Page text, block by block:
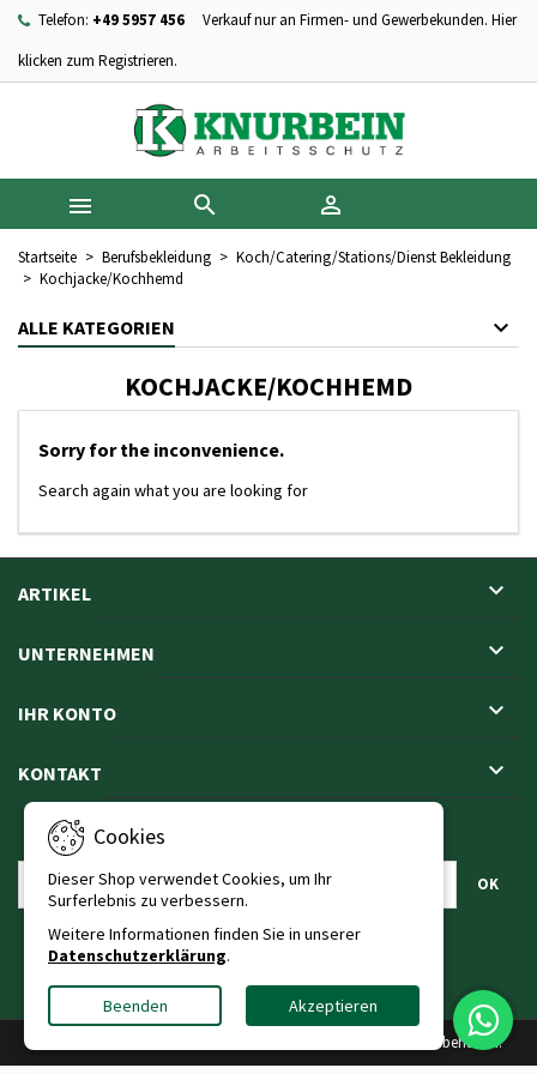
Telefon: +49 5957 456
Verkauf nur an Firmen- und Gewerbekunden. Hier
klicken zum Registrieren.
  
Startseite Berufsbekleidung
Koch/Catering/Stations/Dienst Bekleidung
Kochjacke/Kochhemd
ALLE KATEGORIEN
KOCHJACKE/KOCHHEMD
Sorry for the inconvenience.
Search again what you are looking for
ARTIKEL 
UNTERNEHMEN 
IHR KONTO 
KONTAKT 
Ihre Wunschlisten ×
Neue Liste anlegen
((modalTitle)) ×
((confirmMessage))
((cancelText)) ((modalDeleteText))
Wunschliste erstellen ×
Name der Wunschliste
Abbrechen Wunschliste erstellen
Anmelden ×
Sie müssen angemeldet sein, um Artikel Ihrer Wunschliste
hinzufügen zu können.
Abbrechen
Cookies
Dieser Shop verwendet Cookies, um Ihr
Surferlebnis zu verbessern.
Weitere Informationen finden Sie in unserer
Datenschutzerklärung.
Beenden Akzeptieren
© Urheberrecht 2026 Knurbein Arbeitsschutz KG. Alle Rechte vorbehalten.